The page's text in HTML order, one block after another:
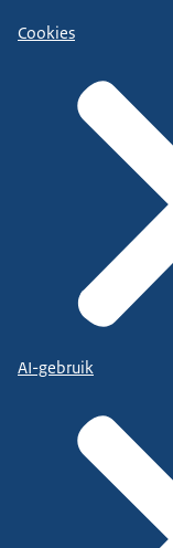
Cookies
AI-gebruik